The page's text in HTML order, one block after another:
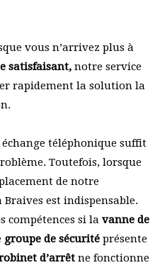
vous n’arrivez plus à
satisfaisant, notre service
rapidement la solution la
téléphonique suffit
Toutefois, lorsque
de notre
est indispensable.
compétences si la vanne de
groupe de sécurité présente
d’arrêt ne fonctionne